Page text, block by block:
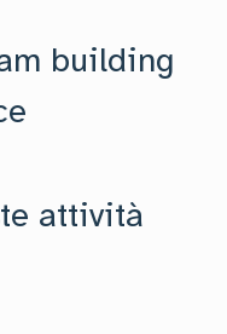
building
attività